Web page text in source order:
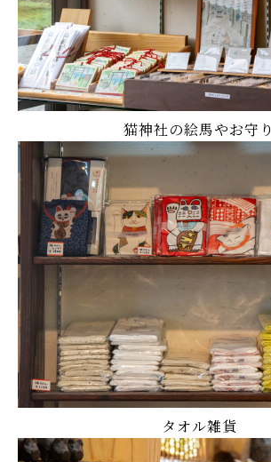
猫神社の絵馬やお守り
タオル雑貨